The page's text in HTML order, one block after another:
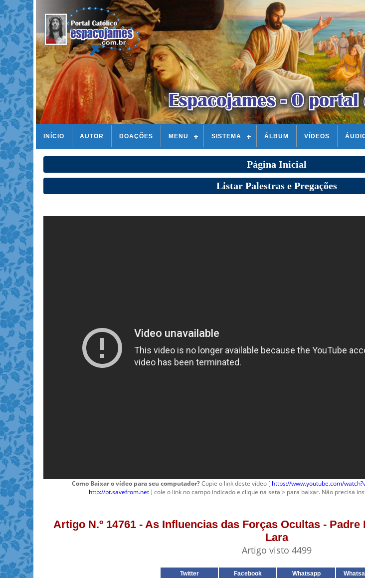
INÍCIO AUTOR DOAÇÕES MENU SISTEMA ÁLBUM VÍDEOS
Página Inicial
Listar Palestras e Pregações
Como Baixar o vídeo para seu computador?Copie o link deste vídeo [ https://www.youtube.com/
http://pt.savefrom.net] cole o link no campo indicado e clique na seta > para baixar. Não precisa
Artigo N.º 14761 - As Influencias das Forças Ocultas -
Lara
Artigo visto 4499
Twitter Facebook Whatsapp